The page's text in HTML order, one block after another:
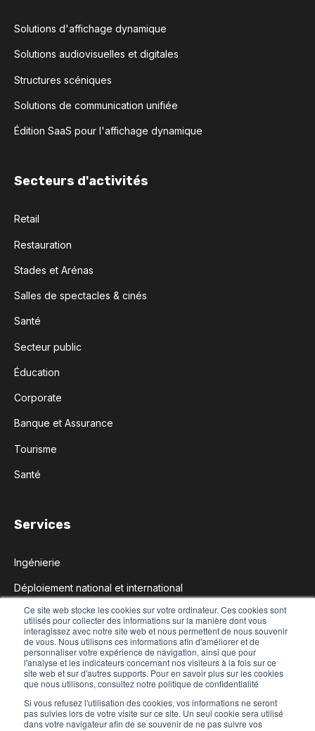
Ce site web stocke les cookies sur votre ordinateur. Ces cookies sont
utilisés pour collecter des informations sur la manière dont vous
interagissez avec notre site web et nous permettent de nous souvenir
de vous. Nous utilisons ces informations afin d'améliorer et de
personnaliser votre expérience de navigation, ainsi que pour
l'analyse et les indicateurs concernant nos visiteurs à la fois sur ce
site web et sur d'autres supports. Pour en savoir plus sur les cookies
que nous utilisons, consultez notre politique de confidentialité
Si vous refusez l'utilisation des cookies, vos informations ne seront
pas suivies lors de votre visite sur ce site. Un seul cookie sera utilisé
dans votre navigateur afin de se souvenir de ne pas suivre vos
Solutions d'affichage dynamique
Solutions audiovisuelles et digitales
Structures scéniques
Solutions de communication unifiée
Édition SaaS pour l'affichage dynamique
Secteurs d'activités
Retail
Restauration
Stades et Arénas
Salles de spectacles & cinés
Santé
Secteur public
Éducation
Corporate
Banque et Assurance
Tourisme
Santé
Services
Ingénierie
Déploiement national et international
Délégation de personnel
Maintenance et Assistance technique
Studio de création
© 2025 manganelli tous droits reservés